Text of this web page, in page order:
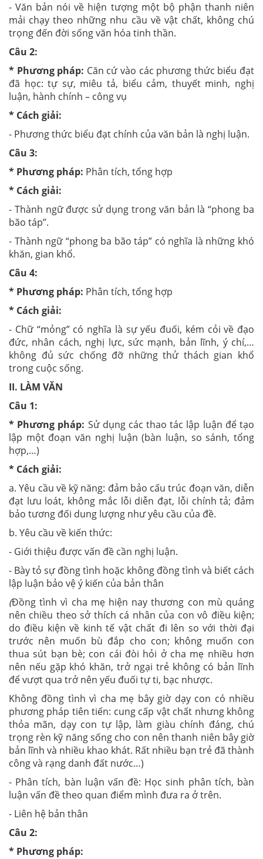
- Văn bản nói về hiện tượng một bộ phận thanh niên
mải chạy theo những nhu cầu về vật chất, không chú
trọng đến đời sống văn hóa tinh thần.
Câu 2:
* Phương pháp: Căn cứ vào các phương thức biểu đạt
đã học: tự sự, miêu tả, biểu cảm, thuyết minh, nghị
luận, hành chính – công vụ
* Cách giải:
- Phương thức biểu đạt chính của văn bản là nghị luận.
Câu 3:
* Phương pháp: Phân tích, tổng hợp
* Cách giải:
- Thành ngữ được sử dụng trong văn bản là “phong ba
bão táp”.
- Thành ngữ “phong ba bão táp” có nghĩa là những khó
khăn, gian khổ.
Câu 4:
* Phương pháp: Phân tích, tổng hợp
* Cách giải:
- Chữ “mỏng” có nghĩa là sự yếu đuối, kém cỏi về đạo
đức, nhân cách, nghị lực, sức mạnh, bản lĩnh, ý chí,…
không đủ sức chống đỡ những thử thách gian khổ
trong cuộc sống.
II. LÀM VĂN
Câu 1:
* Phương pháp: Sử dụng các thao tác lập luận để tạo
lập một đoạn văn nghị luận (bàn luận, so sánh, tổng
hợp,…)
* Cách giải:
a. Yêu cầu về kỹ năng: đảm bảo cấu trúc đoạn văn, diễn
đạt lưu loát, không mắc lỗi diễn đạt, lỗi chính tả; đảm
bảo tương đối dung lượng như yêu cầu của đề.
b. Yêu cầu về kiến thức:
- Giới thiệu được vấn đề cần nghị luận.
- Bày tỏ sự đồng tình hoặc không đồng tình và biết cách
lập luận bảo vệ ý kiến của bản thân
(Đồng tình vì cha mẹ hiện nay thương con mù quáng
nên chiều theo sở thích cá nhân của con vô điều kiện;
do điều kiện về kinh tế vật chất đi lên so với thời đại
trước nên muốn bù đắp cho con; không muốn con
thua sút bạn bè; con cái đòi hỏi ở cha mẹ nhiều hơn
nên nếu gặp khó khăn, trở ngại trẻ không có bản lĩnh
để vượt qua trở nên yếu đuối tự ti, bạc nhược.
Không đồng tình vì cha mẹ bây giờ dạy con có nhiều
phương pháp tiên tiến: cung cấp vật chất nhưng không
thỏa mãn, dạy con tự lập, làm giàu chính đáng, chú
trọng rèn kỹ năng sống cho con nên thanh niên bây giờ
bản lĩnh và nhiều khao khát. Rất nhiều bạn trẻ đã thành
công và rạng danh đất nước…)
- Phân tích, bàn luận vấn đề: Học sinh phân tích, bàn
luận vấn đề theo quan điểm mình đưa ra ở trên.
- Liên hệ bản thân
Câu 2:
* Phương pháp: